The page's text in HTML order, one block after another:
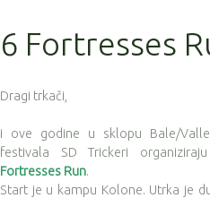
6 Fortresses
Dragi trkači,
i ove godine u sklopu Bale/
festivala SD Trickeri
Fortresses Run.
Start je u kampu Kolone. Utrka je